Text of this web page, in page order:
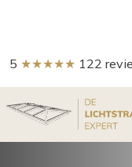
5 ★★★★★ 122